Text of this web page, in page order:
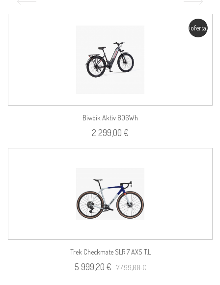
¡oferta!
Biwbik Aktiv 806Wh
2 299,00 €
Trek Checkmate SLR 7 AXS T.L
5 999,20 € 7 499,00 €